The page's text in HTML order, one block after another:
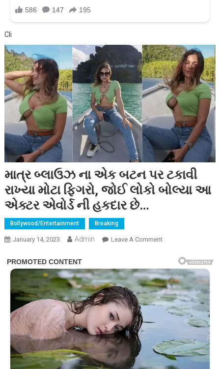
Cli
માત્ર બ્લાઉઝ ના એક બટન પર ટકાવી
રાખ્યા મોટા ફિગરો, જોઈ લોકો બોલ્યા આ
એક્ટર એવોર્ડ ની હકદાર છે…
Bollywood/Entertainment Breaking
January 14, 2023 Admin Leave A CommentOn
બ્લાઉઝ
ના
એક
બટન
પર
ટકાવી
મોટા
ફિગરો,
જોઈ